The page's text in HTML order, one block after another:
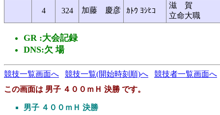
4 324 加藤 慶彦 ｶﾄｳ ﾖｼﾋｺ
滋 賀
立命大職
GR :大会記録
DNS:欠 場
競技一覧画面へ 競技一覧(開始時刻順)へ
競技者一覧画面へ
この画面は 男子 ４００ｍＨ 決勝 です。
男子 ４００ｍＨ 決勝